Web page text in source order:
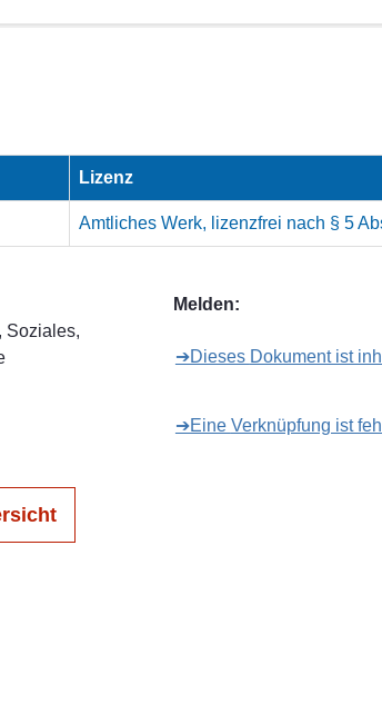
Lizenz
Amtliches Werk, lizenzfrei nach § 5
Soziales,
Melden:
➔Dieses Dokument
➔Eine Verknüpfung ist